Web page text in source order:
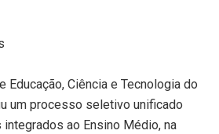
Educação, Ciência e Tecnologia do
um processo seletivo unificado
ao Ensino Médio, na